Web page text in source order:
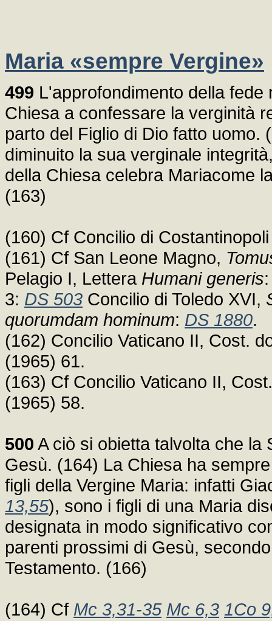
Maria «sempre Vergine»
499 L'approfondimento della
Chiesa a confessare la verginità
parto del Figlio di Dio fatto uomo.
diminuito la sua verginale
della Chiesa celebra Mariacome
(163)
(160) Cf Concilio di
(161) Cf San Leone Magno,
Pelagio I, Lettera Humani generis
3: DS 503 Concilio di Toledo XVI,
quorumdam hominum: DS 1880.
(162) Concilio Vaticano II, Cost.
(1965) 61.
(163) Cf Concilio Vaticano II,
(1965) 58.
500 A ciò si obietta talvolta che la
Gesù. (164) La Chiesa ha
figli della Vergine Maria: infatti
13,55), sono i figli di una Maria
designata in modo significativo
parenti prossimi di Gesù,
Testamento. (166)
(164) Cf Mc 3,31-35 Mc 6,3 1Co